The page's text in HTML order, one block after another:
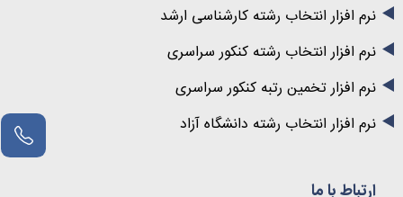
نرم افزار انتخاب رشته کارشناسی ارشد
نرم افزار انتخاب رشته کنکور سراسری
نرم افزار تخمین رتبه کنکور سراسری
نرم افزار انتخاب رشته دانشگاه آزاد